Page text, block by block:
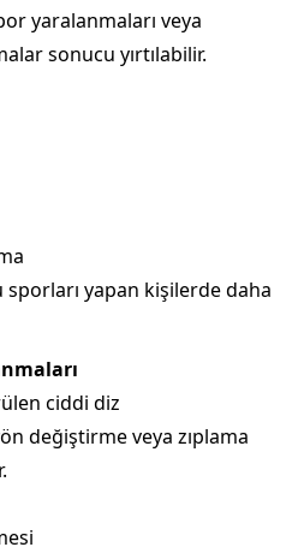
yaralanmaları veya
sonucu yırtılabilir.
yapan kişilerde daha
ciddi diz
değiştirme veya zıplama